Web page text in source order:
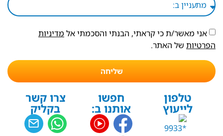
אני מאשר/ת כי קראתי, הבנתי והסכמתי אל מדיניות
הפרטיות של האתר.
שליחה
טלפון
לייעוץ
חפשו
אותנו ב:
צרו קשר
בקליק